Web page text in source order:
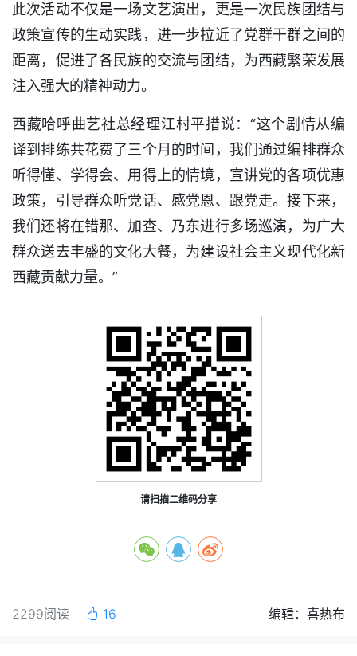
此次活动不仅是一场文艺演出，更是一次民族团结与
政策宣传的生动实践，进一步拉近了党群干群之间的
距离，促进了各民族的交流与团结，为西藏繁荣发展
注入强大的精神动力。
西藏哈呼曲艺社总经理江村平措说：“这个剧情从编
译到排练共花费了三个月的时间，我们通过编排群众
听得懂、学得会、用得上的情境，宣讲党的各项优惠
政策，引导群众听党话、感党恩、跟党走。接下来，
我们还将在错那、加查、乃东进行多场巡演，为广大
群众送去丰盛的文化大餐，为建设社会主义现代化新
西藏贡献力量。”
请扫描二维码分享
2299阅读 16 编辑：喜热布